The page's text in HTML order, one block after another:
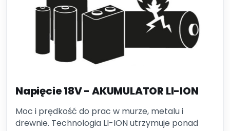
Napięcie 18V - AKUMULATOR LI-ION
Moc i prędkość do prac w murze, metalu i
drewnie. Technologia LI-ION utrzymuje ponad